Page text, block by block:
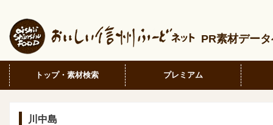
PR素材デー
トップ・素材検索 プレミアム
川中島